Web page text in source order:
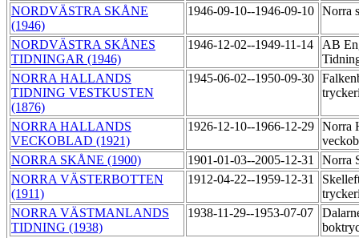
NORDVÄSTRA SKÅNE
(1946)
1946-09-10--1946-09-10 Norra
NORDVÄSTRA SKÅNES
TIDNINGAR (1946)
1946-12-02--1949-11-14
AB
NORRA HALLANDS
TIDNING VESTKUSTEN
(1876)
1945-06-02--1950-09-30
NORRA HALLANDS
VECKOBLAD (1921)
1926-12-10--1966-12-29 Norra
NORRA SKÅNE (1900)
1901-01-03--2005-12-31
Norra
NORRA VÄSTERBOTTEN
(1911)
1912-04-22--1959-12-31
NORRA VÄSTMANLANDS
TIDNING (1938)
1938-11-29--1953-07-07